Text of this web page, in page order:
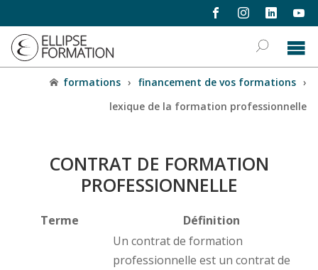
formations › financement de vos formations ›
lexique de la formation professionnelle
CONTRAT DE FORMATION
PROFESSIONNELLE
Terme Définition
Un contrat de formation
professionnelle est un contrat de